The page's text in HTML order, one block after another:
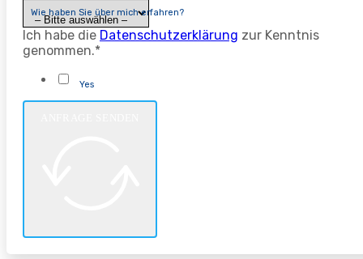
Wie haben Sie über mich erfahren?
Ich habe die Datenschutzerklärung zur Kenntnis
genommen.*
Yes